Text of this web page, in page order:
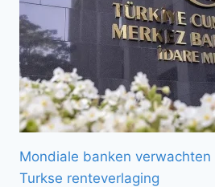
Mondiale banken
Turkse renteverlaging